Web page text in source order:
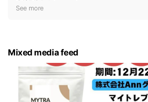
e
See more
Mixed media feed